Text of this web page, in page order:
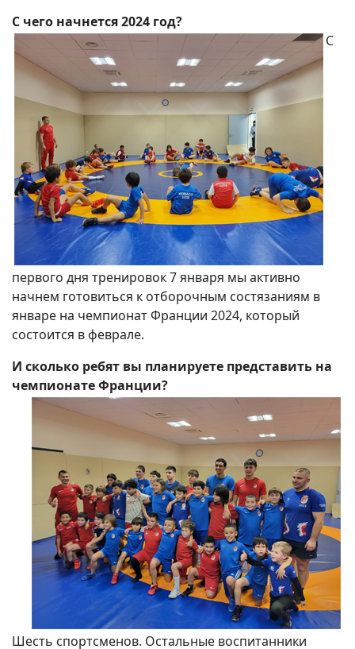
С чего начнется 2024 год?
С
первого дня тренировок 7 января мы активно
начнем готовиться к отборочным состязаниям в
январе на чемпионат Франции 2024, который
состоится в феврале.
И сколько ребят вы планируете представить на
чемпионате Франции?
Шесть спортсменов. Остальные воспитанники